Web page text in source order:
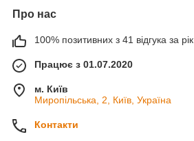
Про нас
100% позитивних з 41 відгука за рік
Працює з 01.07.2020
м. Київ
Миропільська, 2, Київ, Україна
Контакти